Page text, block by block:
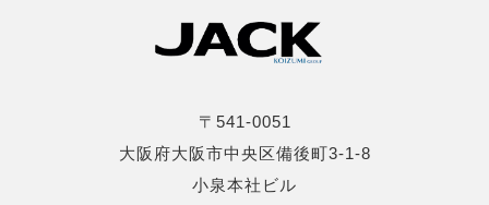
〒541-0051
大阪府大阪市中央区備後町3-1-8
小泉本社ビル